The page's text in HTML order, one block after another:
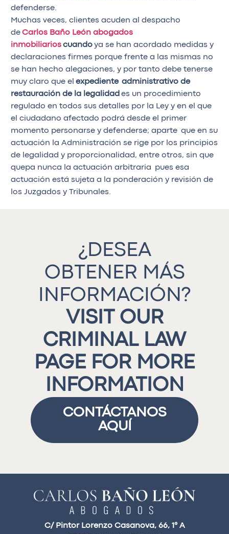
defenderse.
Muchas veces, clientes acuden al despacho
de Carlos Baño León abogados
inmobiliarios cuando ya se han acordado medidas y
declaraciones firmes porque frente a las mismas no
se han hecho alegaciones, y por tanto debe tenerse
muy claro que el expediente administrativo de
restauración de la legalidad es un procedimiento
regulado en todos sus detalles por la Ley y en el que
el ciudadano afectado podrá desde el primer
momento personarse y defenderse; aparte que en su
actuación la Administración se rige por los principios
de legalidad y proporcionalidad, entre otros, sin que
quepa nunca la actuación arbitraria pues esa
actuación está sujeta a la ponderación y revisión de
los Juzgados y Tribunales.
¿DESEA
OBTENER MÁS
INFORMACIÓN?
VISIT OUR
CRIMINAL LAW
PAGE FOR MORE
INFORMATION
CONTÁCTANOS
AQUÍ
C/ Pintor Lorenzo Casanova, 66, 1° A